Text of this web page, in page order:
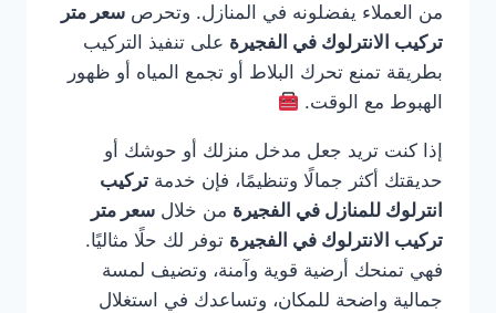
من العملاء يفضلونه في المنازل. وتحرص سعر متر
تركيب الانترلوك في الفجيرة على تنفيذ التركيب
بطريقة تمنع تحرك البلاط أو تجمع المياه أو ظهور
الهبوط مع الوقت.
إذا كنت تريد جعل مدخل منزلك أو حوشك أو
حديقتك أكثر جمالًا وتنظيمًا، فإن خدمة تركيب
انترلوك للمنازل في الفجيرة من خلال سعر متر
تركيب الانترلوك في الفجيرة توفر لك حلًا مثاليًا.
فهي تمنحك أرضية قوية وآمنة، وتضيف لمسة
جمالية واضحة للمكان، وتساعدك في استغلال